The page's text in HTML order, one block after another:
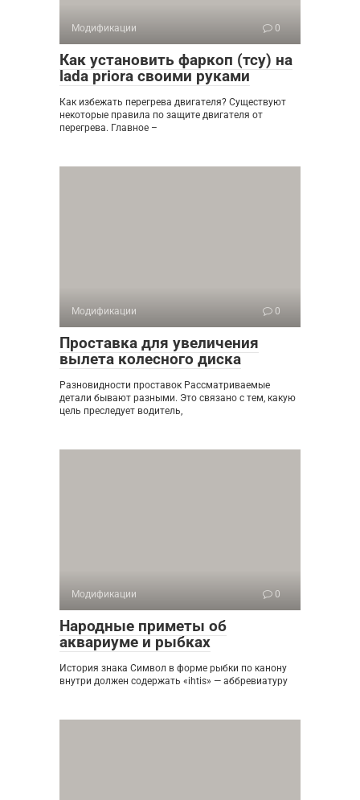
Модификации 0
Как установить фаркоп (тсу) на
lada priora своими руками
Как избежать перегрева двигателя? Существуют
некоторые правила по защите двигателя от
перегрева. Главное –
Модификации 0
Проставка для увеличения
вылета колесного диска
Разновидности проставок Рассматриваемые
детали бывают разными. Это связано с тем, какую
цель преследует водитель,
Модификации 0
Народные приметы об
аквариуме и рыбках
История знака Символ в форме рыбки по канону
внутри должен содержать «ihtis» — аббревиатуру